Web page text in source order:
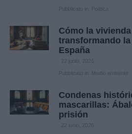
Pubblicato in: Política
Cómo la
transformando
España
22 junio, 2026
Pubblicato in: Medio ambiente
Condenas
mascarillas:
prisión
22 junio, 2026